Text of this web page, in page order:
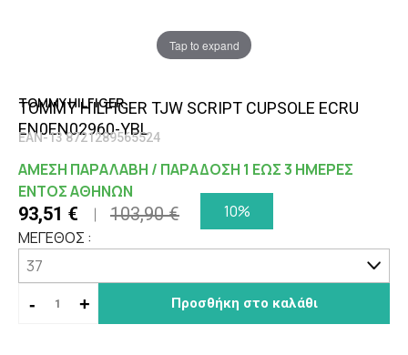
Tap to expand
TOMMY HILFIGER
TOMMY HILFIGER TJW SCRIPT CUPSOLE ECRU
EN0EN02960-YBL
EAN-13 8721289565524
ΑΜΕΣΗ ΠΑΡΑΛΑΒΗ / ΠΑΡΑΔΟΣΗ 1 ΕΩΣ 3 ΗΜΕΡΕΣ
ΕΝΤΟΣ ΑΘΗΝΩΝ
93,51 € 103,90 €
10%
ΜΕΓΕΘΟΣ :
- + Προσθήκη στο καλάθι